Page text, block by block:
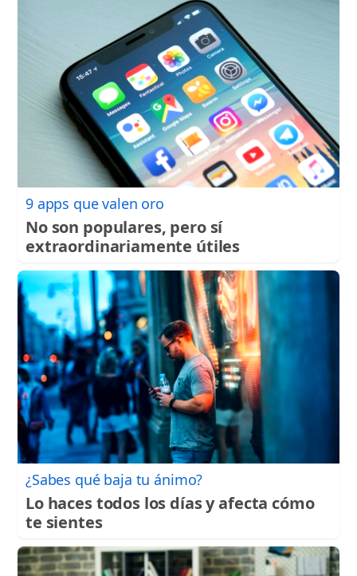
9 apps que valen oro
No son populares, pero sí
extraordinariamente útiles
¿Sabes qué baja tu ánimo?
Lo haces todos los días y afecta cómo
te sientes